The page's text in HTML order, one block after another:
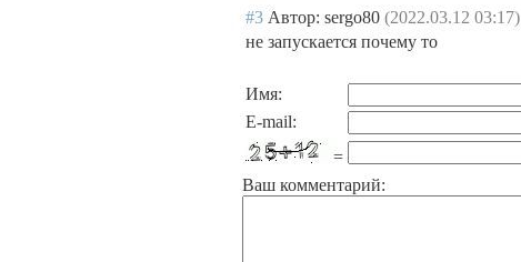
#3 Автор: sergo80 (2022.03.12 03:17)
не запускается почему то
Имя:
E-mail:
=
Ваш комментарий: